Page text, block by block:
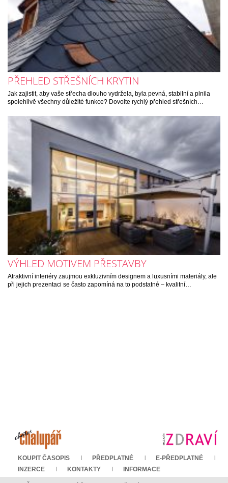
PŘEHLED STŘEŠNÍCH KRYTIN
Jak zajistit, aby vaše střecha dlouho vydržela, byla pevná, stabilní a plnila
spolehlivě všechny důležité funkce? Dovolte rychlý přehled střešních…
VÝHLED MOTIVEM PŘESTAVBY
Atraktivní interiéry zaujmou exkluzivním designem a luxusními materiály, ale
při jejich prezentaci se často zapomíná na to podstatné – kvalitní…
KOUPIT ČASOPIS PŘEDPLATNÉ
E-PŘEDPLATNÉ
INZERCE
KONTAKTY INFORMACE